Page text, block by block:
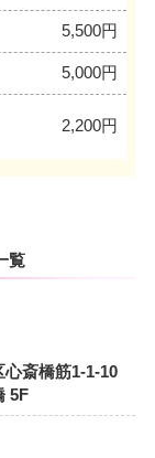
5,500円
5,000円
2,200円
覧
斎橋筋1-1-10
5F